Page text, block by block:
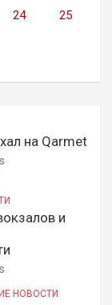
24
25
на Qarmet
и
НОВОСТИ